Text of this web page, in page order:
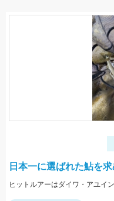
日本一に選ばれた鮎を